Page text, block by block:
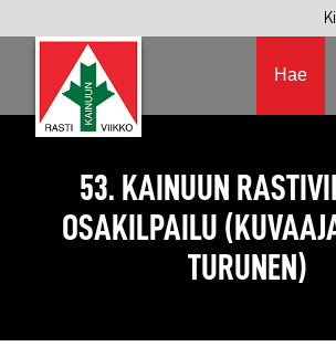
Hae
53. KAINUUN
OSAKILPAILU
TURUNEN)